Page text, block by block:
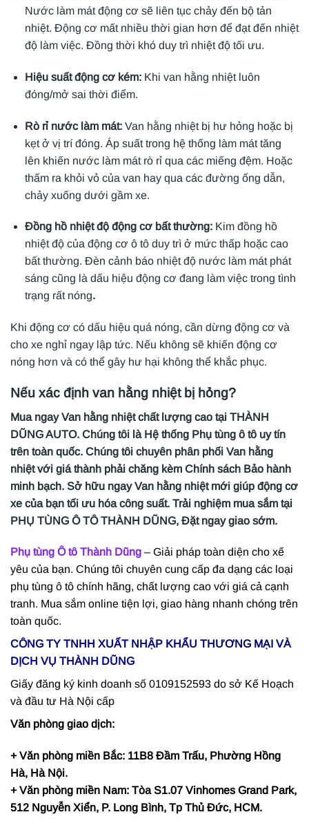
Nước làm mát động cơ sẽ liên tục chảy đến bộ tản
nhiệt. Động cơ mất nhiều thời gian hơn để đạt đến nhiệt
độ làm việc. Đồng thời khó duy trì nhiệt độ tối ưu.
Hiệu suất động cơ kém:Khi van hằng nhiệt luôn
đóng/mở sai thời điểm.
Rò rỉ nước làm mát: Van hằng nhiệt bị hư hỏng hoặc bị
kẹt ở vị trí đóng. Áp suất trong hệ thống làm mát tăng
lên khiến nước làm mát rò rỉ qua các miếng đệm. Hoặc
thấm ra khỏi vỏ của van hay qua các đường ống dẫn,
chảy xuống dưới gầm xe.
Đồng hồ nhiệt độ động cơ bất thường: Kim đồng hồ
nhiệt độ của động cơ ô tô duy trì ở mức thấp hoặc cao
bất thường. Đèn cảnh báo nhiệt độ nước làm mát phát
sáng cũng là dấu hiệu động cơ đang làm việc trong tình
trạng rất nóng.
Khi động cơ có dấu hiệu quá nóng, cần dừng động cơ và
cho xe nghỉ ngay lập tức. Nếu không sẽ khiến động cơ
nóng hơn và có thể gây hư hại không thể khắc phục.
Nếu xác định van hằng nhiệt bị hỏng?
Mua ngay Van hằng nhiệt chất lượng cao tại THÀNH
DŨNG AUTO. Chúng tôi là Hệ thống Phụ tùng ô tô uy tín
trên toàn quốc. Chúng tôi chuyên phân phối Van hằng
nhiệt với giá thành phải chăng kèm Chính sách Bảo hành
minh bạch. Sở hữu ngay Van hằng nhiệt mới giúp động cơ
xe của bạn tối ưu hóa công suất. Trải nghiệm mua sắm tại
PHỤ TÙNG Ô TÔ THÀNH DŨNG, Đặt ngay giao sớm.
Phụ tùng Ô tô Thành Dũng – Giải pháp toàn diện cho xế
yêu của bạn. Chúng tôi chuyên cung cấp đa dạng các loại
phụ tùng ô tô chính hãng, chất lượng cao với giá cả cạnh
tranh. Mua sắm online tiện lợi, giao hàng nhanh chóng trên
toàn quốc.
CÔNG TY TNHH XUẤT NHẬP KHẨU THƯƠNG MẠI VÀ
DỊCH VỤ THÀNH DŨNG
Giấy đăng ký kinh doanh số 0109152593 do sở Kế Hoạch
và đầu tư Hà Nội cấp
Văn phòng giao dịch:
+ Văn phòng miền Bắc: 11B8 Đầm Trấu, Phường Hồng
Hà, Hà Nội.
+ Văn phòng miền Nam: Tòa S1.07 Vinhomes Grand Park,
512 Nguyễn Xiển, P. Long Bình, Tp Thủ Đức, HCM.